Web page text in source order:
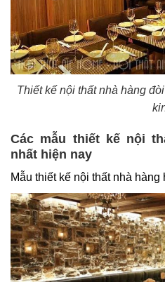
Thiết kế nội thất nhà hàng
Các mẫu thiết kế nội
nhất hiện nay
Mẫu thiết kế nội thất nhà hàng